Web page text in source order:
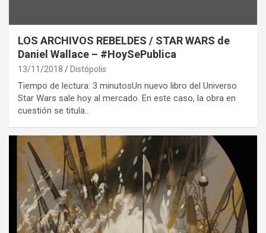
LOS ARCHIVOS REBELDES / STAR WARS de
Daniel Wallace – #HoySePublica
13/11/2018 Distópolis
Tiempo de lectura: 3 minutosUn nuevo libro del Universo
Star Wars sale hoy al mercado. En este caso, la obra en
cuestión se titula…